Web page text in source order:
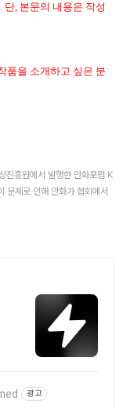
, 본문의 내용은 작성
품을 소개하고 싶은 분
진흥원에서 발행한 만화포럼 K
문제로 인해 만화가 협회에서
광고